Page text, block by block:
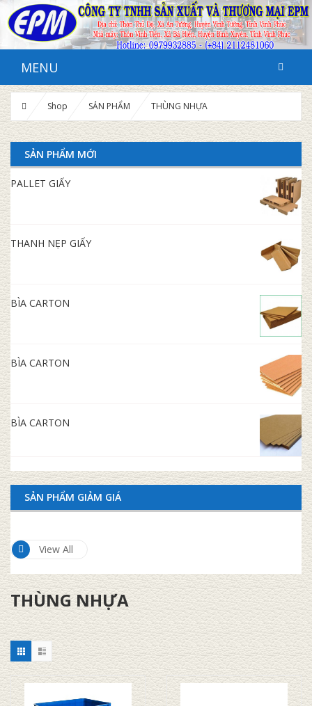
MENU
Shop SẢN PHẨM THÙNG NHỰA
SẢN PHẨM MỚI
PALLET GIẤY
THANH NẸP GIẤY
BÌA CARTON
BÌA CARTON
BÌA CARTON
SẢN PHẨM GIẢM GIÁ
View All
THÙNG NHỰA